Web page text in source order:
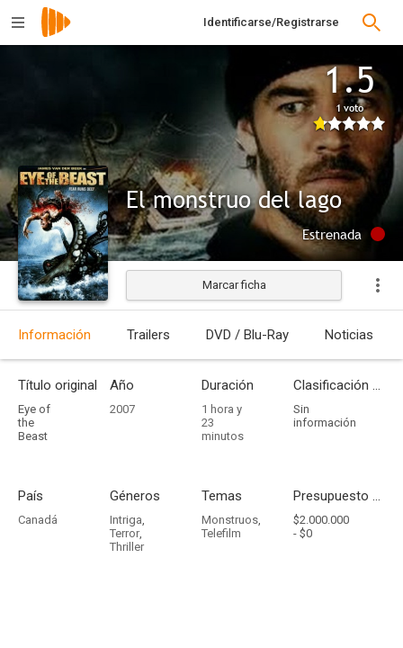
Identificarse/Registrarse
1.5
1 voto
El monstruo del lago
Estrenada
Marcar ficha
Información Trailers DVD / Blu-Ray Noticias
Título original
Eye of
the
Beast
Año
2007
Duración
1 hora y
23
minutos
Clasificación por edades
Sin
información
País
Canadá
Géneros
Intriga,
Terror,
Thriller
Temas
Monstruos,
Telefilm
Presupuesto - Ingresos
$2.000.000
- $0